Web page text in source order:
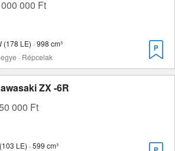
000 Ft
(178 LE) · 998 cm³
· Répcelak
ZX -6R
000 Ft
LE) · 599 cm³